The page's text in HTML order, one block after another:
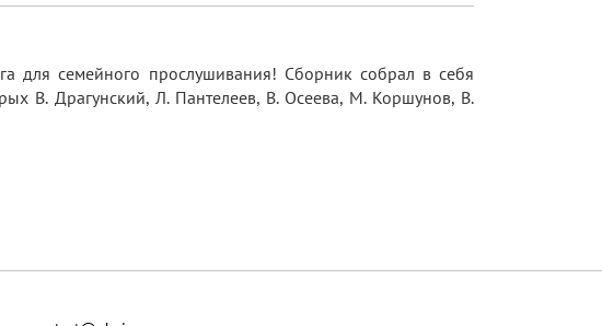
для семейного прослушивания! Сборник собрал в себя
В. Драгунский, Л. Пантелеев, В. Осеева, М. Коршунов, В.